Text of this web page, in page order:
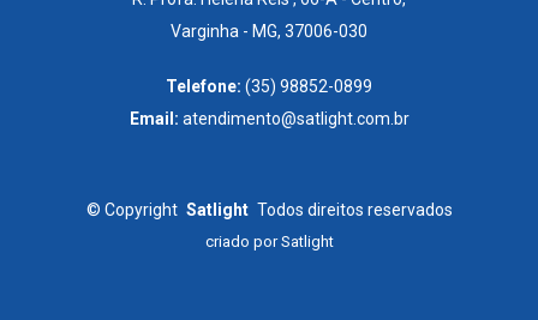
Varginha - MG, 37006-030
Telefone: (35) 98852-0899
Email: atendimento@satlight.com.br
© Copyright Satlight Todos direitos reservados
criado porSatlight